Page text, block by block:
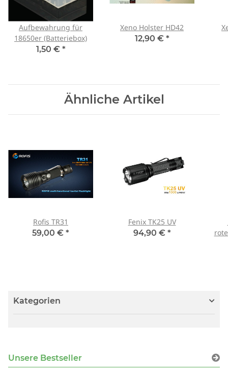
Aufbewahrung für
18650er (Batteriebox)
1,50 € *
Xeno Holster HD42
12,90 € *
Ähnliche Artikel
Rofis TR31
59,00 € *
Fenix TK25 UV
94,90 € *
Kategorien
Unsere Bestseller